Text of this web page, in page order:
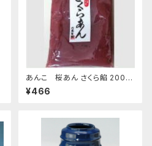
あんこ 桜あん さくら餡 200ｇ
老舗 あんこ屋のこだわり餡【ク
リックポスト便】
¥466